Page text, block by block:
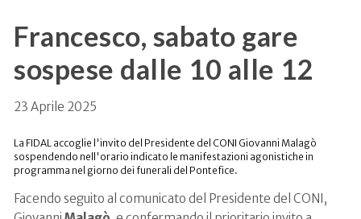
Francesco, sabato gare
sospese dalle 10 alle 12
23 Aprile 2025
La FIDAL accoglie l'invito del Presidente del CONI Giovanni Malagò
sospendendo nell'orario indicato le manifestazioni agonistiche in
programma nel giorno dei funerali del Pontefice.
Facendo seguito al comunicato del Presidente del CONI,